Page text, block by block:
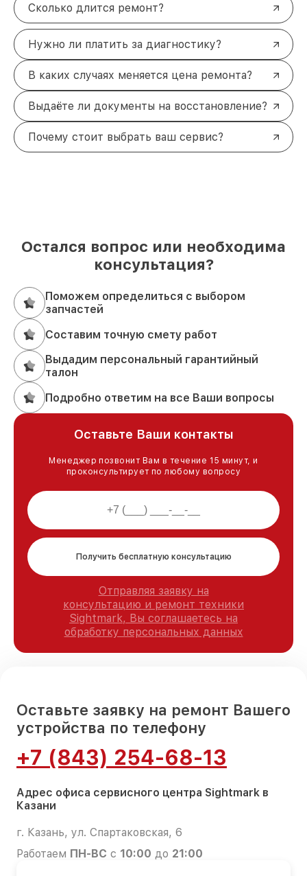
Сколько длится ремонт?
Нужно ли платить за диагностику?
В каких случаях меняется цена ремонта?
Выдаёте ли документы на восстановление?
Почему стоит выбрать ваш сервис?
Остался вопрос или необходима
консультация?
Поможем определиться с выбором
запчастей
Составим точную смету работ
Выдадим персональный гарантийный
талон
Подробно ответим на все Ваши вопросы
Оставьте Ваши контакты
Менеджер позвонит Вам в течение 15 минут, и
проконсультирует по любому вопросу
Получить бесплатную консультацию
Отправляя заявку на
консультацию и ремонт техники
Sightmark, Вы соглашаетесь на
обработку персональных данных
Оставьте заявку на ремонт Вашего
устройства по телефону
+7 (843) 254-68-13
Адрес офиса сервисного центра Sightmark в
Казани
г. Казань, ул. Спартаковская, 6
Работаем ПН-ВС с 10:00 до 21:00